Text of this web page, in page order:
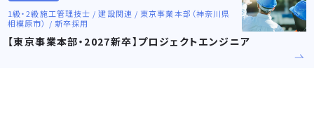
1級・2級施工管理技士 / 建設関連 / 東京事業本部（神奈川県
相模原市） / 新卒採用
【東京事業本部・2027新卒】プロジェクトエンジニア